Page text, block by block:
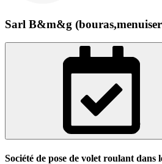
Sarl B&m&g
Société de pose de volet roulant dans